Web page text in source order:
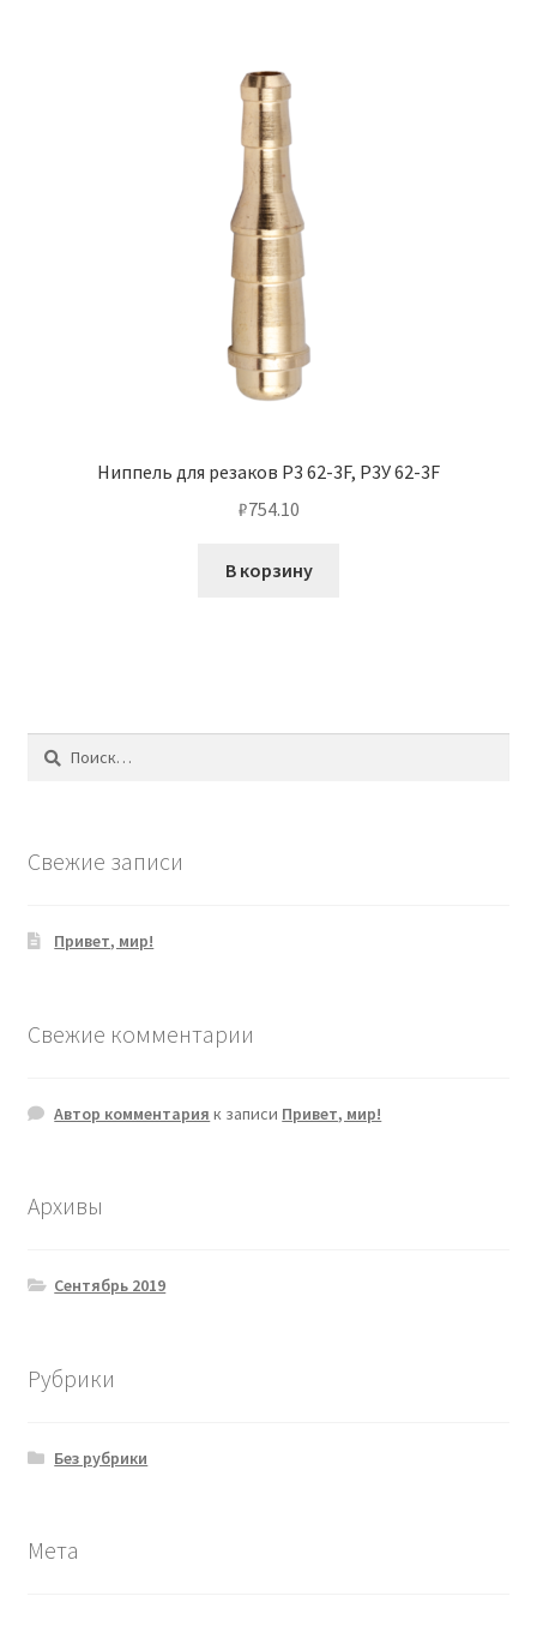
Ниппель для резаков Р3 62-3F, Р3У 62-3F
₽754.10
В корзину
Найти:
Свежие записи
Привет, мир!
Свежие комментарии
Автор комментария к записи Привет, мир!
Архивы
Сентябрь 2019
Рубрики
Без рубрики
Мета